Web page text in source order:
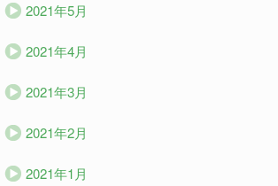
2021年5月
2021年4月
2021年3月
2021年2月
2021年1月